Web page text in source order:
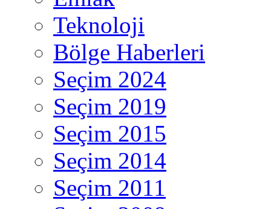
Teknoloji
Bölge Haberleri
Seçim 2024
Seçim 2019
Seçim 2015
Seçim 2014
Seçim 2011